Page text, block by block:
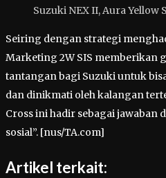
Suzuki NEX II, Aura Yellow
Seiring dengan strategi
Marketing 2W SIS memberikan
tantangan bagi Suzuki untuk
dan dinikmati oleh kalangan
Cross ini hadir sebagai
sosial”. [nus/TA.com]
Artikel terkait: